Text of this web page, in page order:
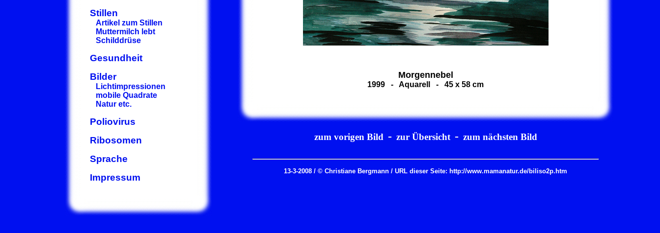
Stillen
Artikel zum Stillen
Muttermilch lebt
Schilddrüse
Gesundheit
Bilder
Lichtimpressionen
mobile Quadrate
Natur etc.
Poliovirus
Ribosomen
Sprache
Impressum
Morgennebel
1999 - Aquarell - 45 x 58 cm
zum vorigen Bild - zur Übersicht - zum nächsten Bild
13-3-2008 / © Christiane Bergmann / URL dieser Seite: http://www.mamanatur.de/biliso2p.htm